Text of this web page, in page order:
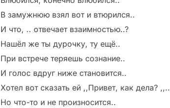
В замужнюю взял вот и втюрился..
И что, .. отвечает взаимностью..?
Нашёл же ты дурочку, ту ещё..
При встрече теряешь сознание..
И голос вдруг ниже становится..
Хотел вот сказать ей ,,Привет, как дела? ,,..
Но что-то и не произносится..